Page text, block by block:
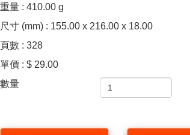
重量 : 410.00 g
尺寸 (mm) : 155.00 x 216.00 x 18.00
頁數 : 328
單價 : $ 29.00
數量